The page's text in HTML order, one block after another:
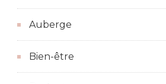
Auberge
Bien-être